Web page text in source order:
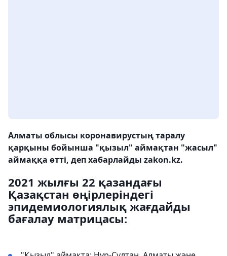
Алматы облысы коронавирустың таралу
қарқыны бойынша "қызыл" аймақтан "жасыл"
аймаққа өтті, деп хабарлайды zakon.kz.
2021 жылғы 22 қазандағы
Қазақстан өңірлеріндегі
эпидемиологиялық жағдайды
бағалау матрицасы: